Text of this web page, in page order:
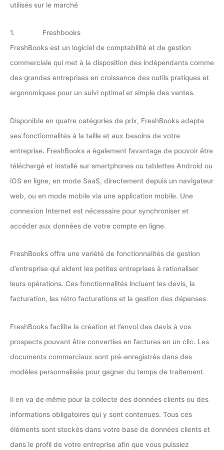
utilisés sur le marché
1. Freshbooks
FreshBooks est un logiciel de comptabilité et de gestion
commerciale qui met à la disposition des indépendants comme
des grandes entreprises en croissance des outils pratiques et
ergonomiques pour un suivi optimal et simple des ventes.
Disponible en quatre catégories de prix, FreshBooks adapte
ses fonctionnalités à la taille et aux besoins de votre
entreprise. FreshBooks a également l’avantage de pouvoir être
téléchargé et installé sur smartphones ou tablettes Android ou
iOS en ligne, en mode SaaS, directement depuis un navigateur
web, ou en mode mobile via une application mobile. Une
connexion Internet est nécessaire pour synchroniser et
accéder aux données de votre compte en ligne.
FreshBooks offre une variété de fonctionnalités de gestion
d’entreprise qui aident les petites entreprises à rationaliser
leurs opérations. Ces fonctionnalités incluent les devis, la
facturation, les rétro facturations et la gestion des dépenses.
FreshBooks facilite la création et l’envoi des devis à vos
prospects pouvant être converties en factures en un clic. Les
documents commerciaux sont pré-enregistrés dans des
modèles personnalisés pour gagner du temps de traitement.
Il en va de même pour la collecte des données clients ou des
informations obligatoires qui y sont contenues. Tous ces
éléments sont stockés dans votre base de données clients et
dans le profil de votre entreprise afin que vous puissiez